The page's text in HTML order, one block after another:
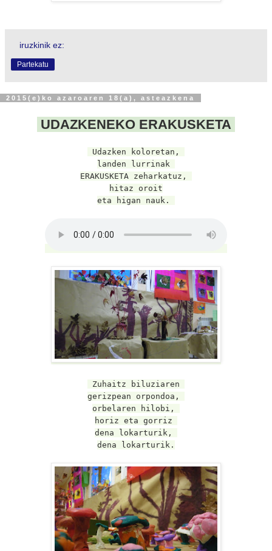
iruzkinik ez:
Partekatu
2015(e)ko azaroaren 18(a), asteazkena
UDAZKENEKO ERAKUSKETA
Udazken koloretan,
landen lurrinak
ERAKUSKETA zeharkatuz,
hitaz oroit
eta
higan nauk.
Zuhaitz biluziaren
gerizpean orpondoa,
orbelaren hilobi,
horiz eta gorriz
dena lokarturik,
dena lokarturik.